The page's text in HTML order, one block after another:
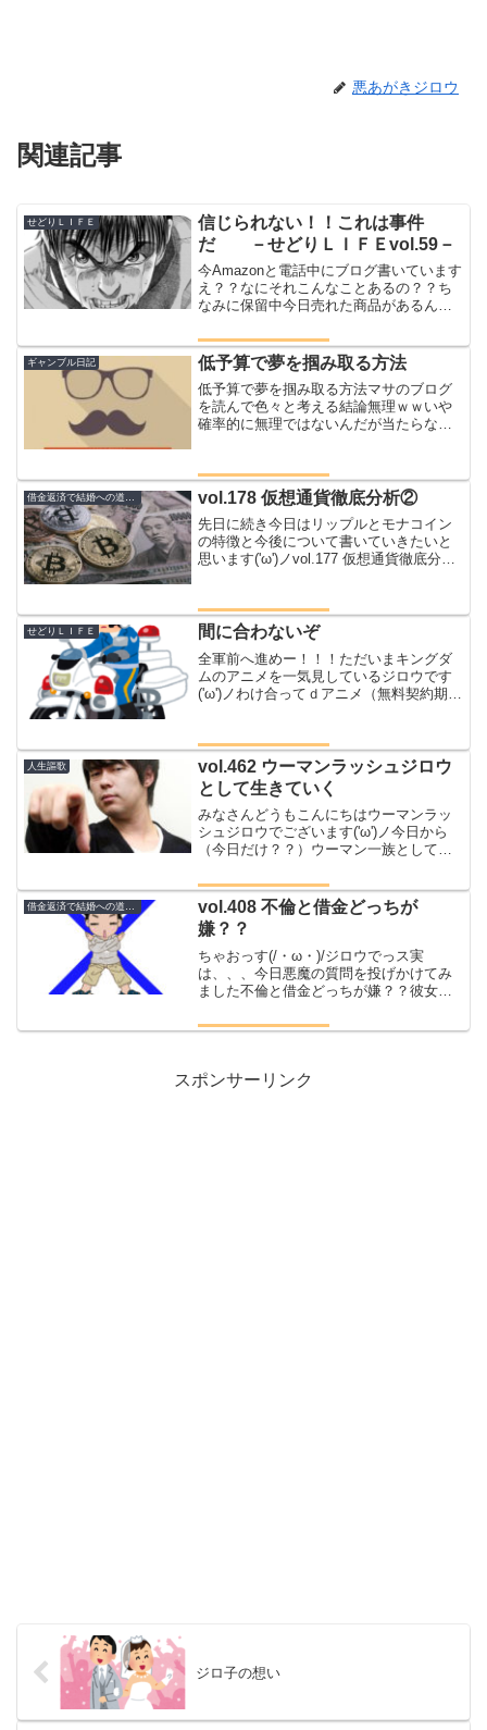
悪あがきジロウ
関連記事
せどりＬＩＦＥ
信じられない！！これは事件
だ －せどりＬＩＦＥvol.59－
今Amazonと電話中にブログ書いています
え？？なにそれこんなことあるの？？ち
なみに保留中今日売れた商品があるんで
んだけどなんだけど売上のところには２
０８１１円とあるん？？何だろこの誤差
ということでAma...
ギャンブル日記 低予算で夢を掴み取る方法
低予算で夢を掴み取る方法マサのブログ
を読んで色々と考える結論無理ｗｗいや
確率的に無理ではないんだが当たらない
そう当たらない一瞬で無くなる虚しいレ
ースうずうずは静まらない...
vol.178 仮想通貨徹底分析②
先日に続き今日はリップルとモナコイン
の特徴と今後について書いていきたいと
思います('ω')ノvol.177 仮想通貨徹底分
ますはい！！こちらがビットバンクでの
日足チャー...
せどりＬＩＦＥ 間に合わないぞ
全軍前へ進めー！！！ただいまキングダ
ムのアニメを一気見しているジロウです
('ω')ノわけ合ってｄアニメ（無料契約期間
てやっぱいいなぁ～とんで、いま４期目
に突入しましたる...
人生謳歌
vol.462 ウーマンラッシュジロウ
として生きていく
みなさんどうもこんにちはウーマンラッ
シュジロウでございます('ω')ノ今日から
（今日だけ？？）ウーマン一族として生
ますさてさて、本家本元のウーマンラッ
シュアワーの村本さん嫌われていますね
～(*'ω'*)な...
借金返済で結婚への道のり
vol.408 不倫と借金どっちが
嫌？？
ちゃおっす(/・ω・)/ジロウでっス実
は、、、今日悪魔の質問を投げかけてみ
ました不倫と借金どっちが嫌？？彼女に
問はたった一人にしかリサーチしていま
スポンサーリンク
ジロ子の想い